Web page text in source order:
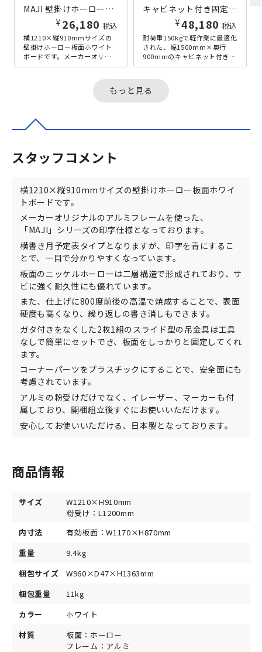
MAJI 壁掛けホーロー板面ホワイトボード 縦書き・月予定 W1210×H910 ホワイト
¥ 26,180 税込
横1210×縦910mmサイズの
壁掛けホーロー板面ホワイト
ボードです。メーカーオリジ
ナルのアルミフレームを使っ
キャビネット付き固定式ワークテーブル ハイタイプ W1500×D900×H950 ホワイト
¥48,180 税込
耐荷重150kgで軽作業に最適化
された、幅1500mm×奥行
900mmのキャビネット付き固
定式ワークテーブルのハイタ
もっと見る
スタッフコメント
横1210×縦910mmサイズの壁掛けホーロー板面ホワイ
トボードです。
メーカーオリジナルのアルミフレームを使った、
「MAJI」シリーズの印字仕様となっております。
横書き月予定表タイプとなりますが、印字を青にするこ
とで、一目で分かりやすくなっています。
板面のニッケルホーローは二層構造で形成されており、サ
ビに強く耐久性にも優れています。
また、仕上げに800度前後の高温で焼成することで、表面
硬度も高くなり、繰り返しの書き消しもできます。
ガタ付きをなくした2枚1組のスライド型の吊金具は工具
なしで簡単にセットでき、板面をしっかりと固定してくれ
ます。
コーナーパーツをプラスチックにすることで、安全面にも
考慮されています。
アルミの粉受けだけでなく、イレーザー、マーカーも付
属しており、開梱組立後すぐにお使いいただけます。
安心してお使いいただける、日本製となっております。
商品情報
サイズ
W1210×H910mm
粉受け：L1200mm
内寸法
有効板面：W1170×H870mm
重量
9.4kg
梱包サイズ
W960×D47×H1363mm
梱包重量
11kg
カラー
ホワイト
材質
板面：ホーロー
フレーム：アルミ